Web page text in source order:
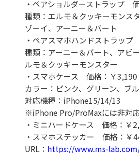
・ペアショルダーストラップ
種類：エルモ＆クッキーモンス
ゾーイ、アーニー＆バート
・ペアスマホハンドストラッ
種類：アーニー＆バート、アビ
ルモ＆クッキーモンスター
・スマホケース 価格：￥3,190
カラー：ピンク、グリーン、ブ
対応機種：iPhone15/14/13
※iPhone Pro/ProMaxには非対
・ミニハードケース 価格：￥
・スマホステッカー 価格：￥
URL： https://www.ms-